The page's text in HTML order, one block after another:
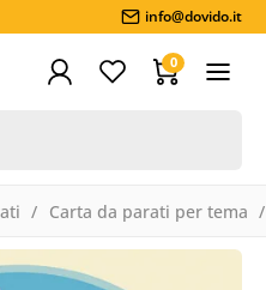
info@dovido.it
0
Carta da parati per tema